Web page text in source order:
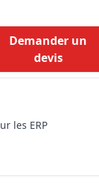
Demander un
devis
les ERP